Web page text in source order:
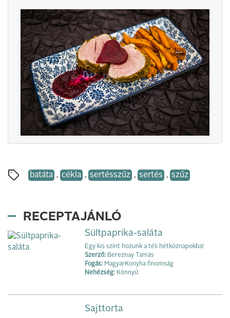
batáta , cékla , sertésszűz , sertés , szűz
RECEPTAJÁNLÓ
Sültpaprika-saláta
Egy kis színt hozunk a téli hétköznapokba!
Szerző: Bereznay Tamás
Fogás: MagyarKonyha finomság
Nehézség: Könnyű
Sajttorta